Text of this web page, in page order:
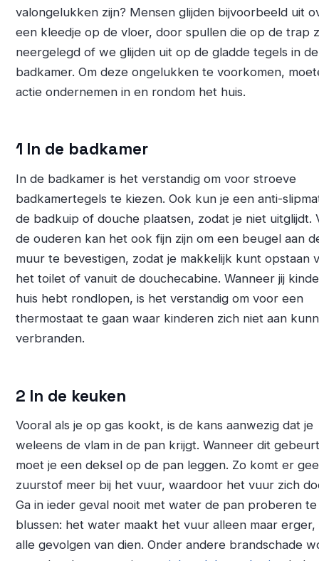
valongelukken zijn? Mensen glijden bijvoorbeeld uit
een kleedje op de vloer, door spullen die op de trap
neergelegd of we glijden uit op de gladde tegels in de
badkamer. Om deze ongelukken te voorkomen,
actie ondernemen in en rondom het huis.
1 In de badkamer
In de badkamer is het verstandig om voor stroeve
badkamertegels te kiezen. Ook kun je een anti-
de badkuip of douche plaatsen, zodat je niet uitglijdt.
de ouderen kan het ook fijn zijn om een beugel aan
muur te bevestigen, zodat je makkelijk kunt opstaan
het toilet of vanuit de douchecabine. Wanneer jij
huis hebt rondlopen, is het verstandig om voor een
thermostaat te gaan waar kinderen zich niet aan
verbranden.
2 In de keuken
Vooral als je op gas kookt, is de kans aanwezig dat je
weleens de vlam in de pan krijgt. Wanneer dit
moet je een deksel op de pan leggen. Zo komt er
zuurstof meer bij het vuur, waardoor het vuur zich
Ga in ieder geval nooit met water de pan proberen te
blussen: het water maakt het vuur alleen maar erger,
alle gevolgen van dien. Onder andere brandschade